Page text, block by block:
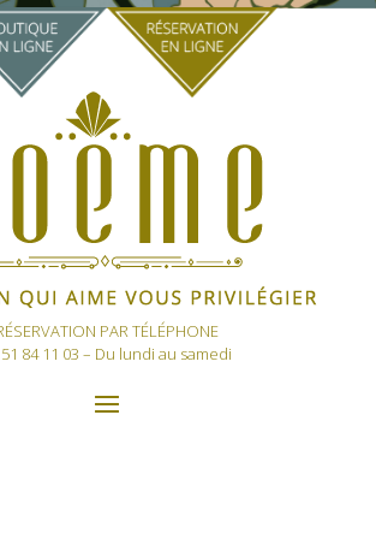
PAR TÉLÉPHONE
84 11 03 – Du lundi au samedi